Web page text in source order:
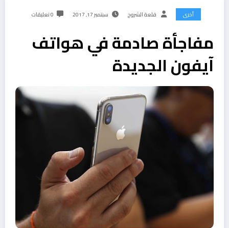
أخرى قلعة الشروح سبتمبر 17, 2017 0 تعليقات
مفاجأة صادمة في هواتف
آيفون الجديدة